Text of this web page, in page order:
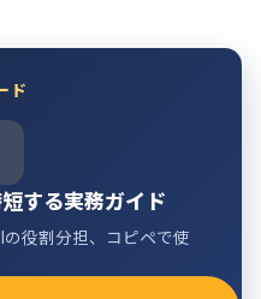
ド
する実務ガイド
役割分担、コピペで使